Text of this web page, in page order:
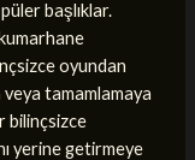
başlıklar.
oyundan
tamamlamaya
bilinçsizce
yerine getirmeye